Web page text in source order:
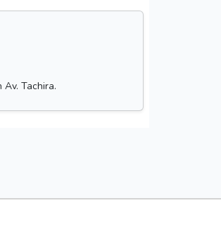
Av. Tachira.